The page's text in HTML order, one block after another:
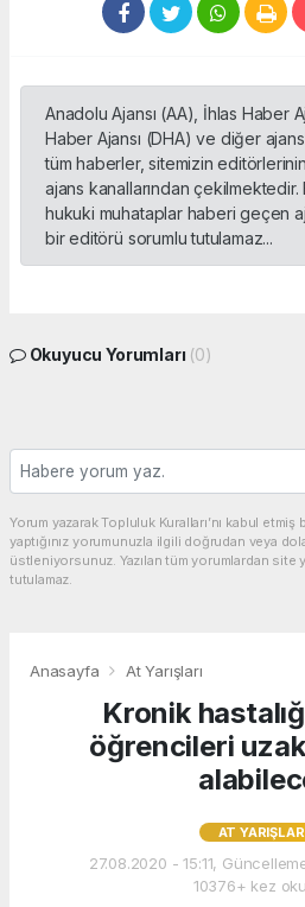
Anadolu Ajansı (AA), İhlas Haber
Haber Ajansı (DHA) ve diğer
tüm haberler, sitemizin
ajans kanallarından
hukuki muhataplar haberi geçen
bir editörü sorumlu tutulamaz...
Okuyucu Yorumları (0)
Yorum yazarak Topluluk Kuralları’nı kabul
yaptığınız yorumunuzla ilgili doğrudan veya
üstleniyorsunuz. Yazılan tüm yorumlardan
tutulamaz.
Anasayfa At Yarışları
Kronik
öğrencileri
AT
27.08.2020 - 15:11,
10376+ kez